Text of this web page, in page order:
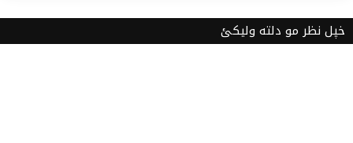
خپل نظر مو دلته ولیکئ